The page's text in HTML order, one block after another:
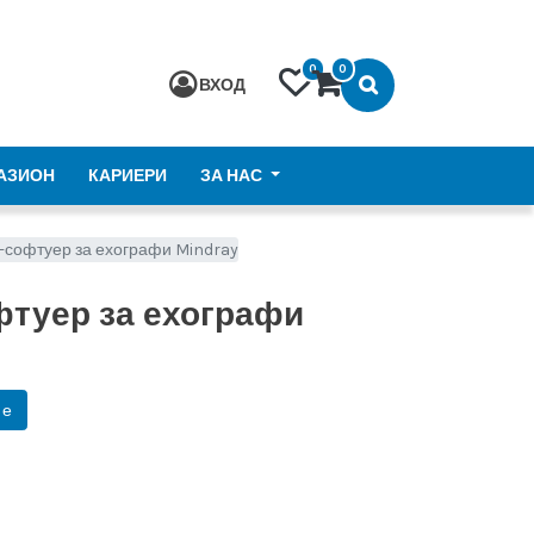
ВХОД
0 0
КАРИЕРИ ЗА НАС
за ехографи Mindray
за ехографи